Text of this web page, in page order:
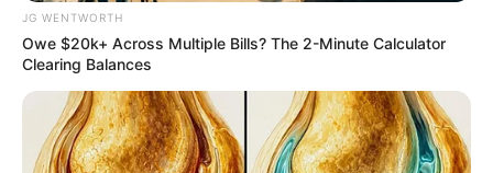
JG WENTWORTH
Owe $20k+ Across Multiple Bills? The 2-Minute Calculator
Clearing Balances